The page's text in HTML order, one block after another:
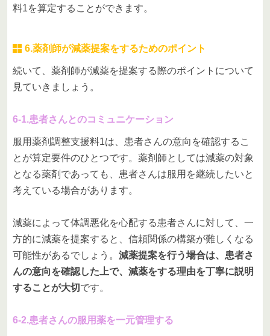
料1を算定することができます。
6.薬剤師が減薬提案をするためのポイント
続いて、薬剤師が減薬を提案する際のポイントについて
見ていきましょう。
6-1.患者さんとのコミュニケーション
服用薬剤調整支援料1は、患者さんの意向を確認するこ
とが算定要件のひとつです。薬剤師としては減薬の対象
となる薬剤であっても、患者さんは服用を継続したいと
考えている場合があります。
減薬によって体調悪化を心配する患者さんに対して、一
方的に減薬を提案すると、信頼関係の構築が難しくなる
可能性があるでしょう。 減薬提案を行う場合は、患者さ
んの意向を確認した上で、減薬をする理由を丁寧に説明
することが大切 です。
6-2.患者さんの服用薬を一元管理する